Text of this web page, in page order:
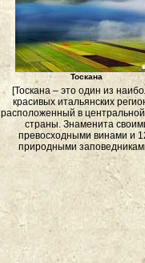
Тоскана
[Тоскана – это один из
красивых итальянских
расположенный в
страны. Знаменита
превосходными винами и
природными